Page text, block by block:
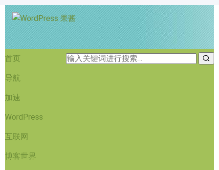
首页
导航
加速
WordPress
互联网
博客世界